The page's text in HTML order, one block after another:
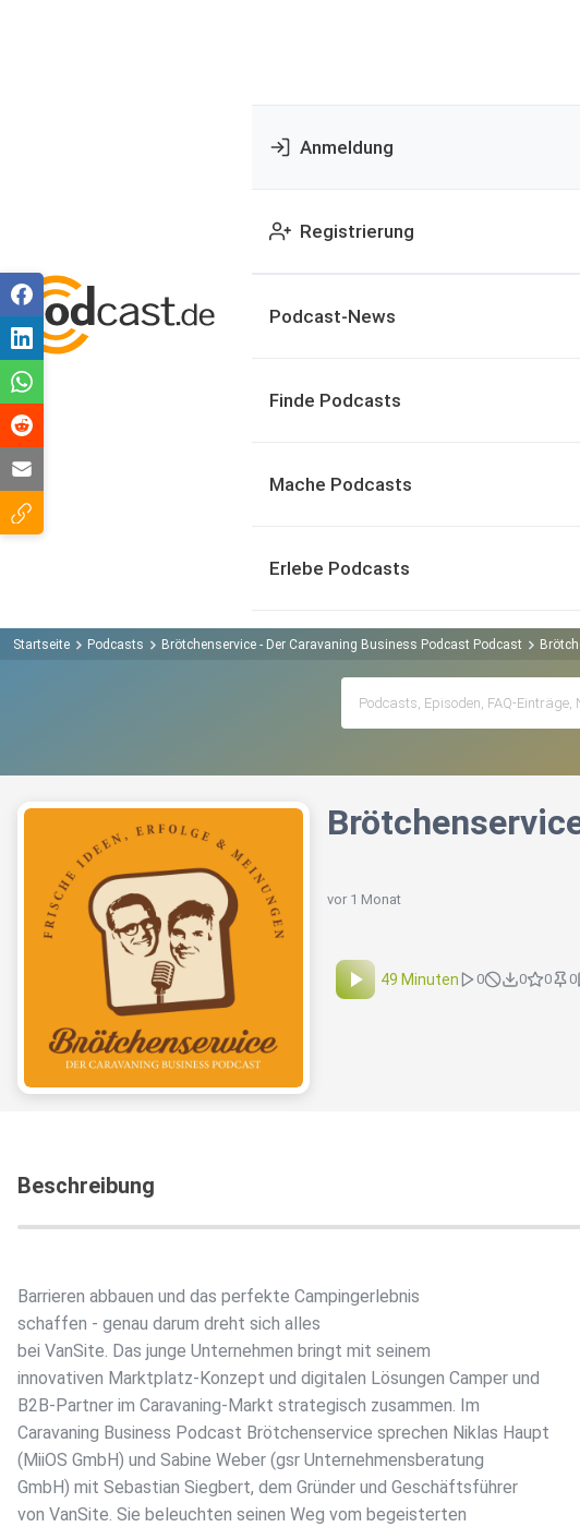
Anmeldung
Registrierung
Podcast-News
Finde Podcasts
Mache Podcasts
Erlebe Podcasts
Startseite Podcasts Brötchenservice - Der Caravaning Business Podcast Podcast
vor 1 Monat
49 Minuten 0 0 0 0
Beschreibung
Barrieren abbauen und das perfekte Campingerlebnis
schaffen - genau darum dreht sich alles
bei VanSite. Das junge Unternehmen bringt mit seinem
innovativen Marktplatz-Konzept und digitalen Lösungen Camper und
B2B-Partner im Caravaning-Markt strategisch zusammen. Im
Caravaning Business Podcast Brötchenservice sprechen Niklas Haupt
(MiiOS GmbH) und Sabine Weber (gsr Unternehmensberatung
GmbH) mit Sebastian Siegbert, dem Gründer und Geschäftsführer
von VanSite. Sie beleuchten seinen Weg vom begeisterten